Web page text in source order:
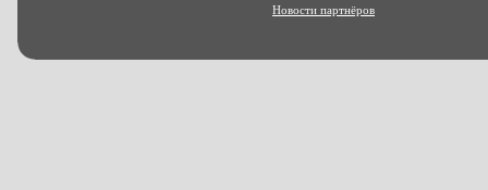
Новости партнёров